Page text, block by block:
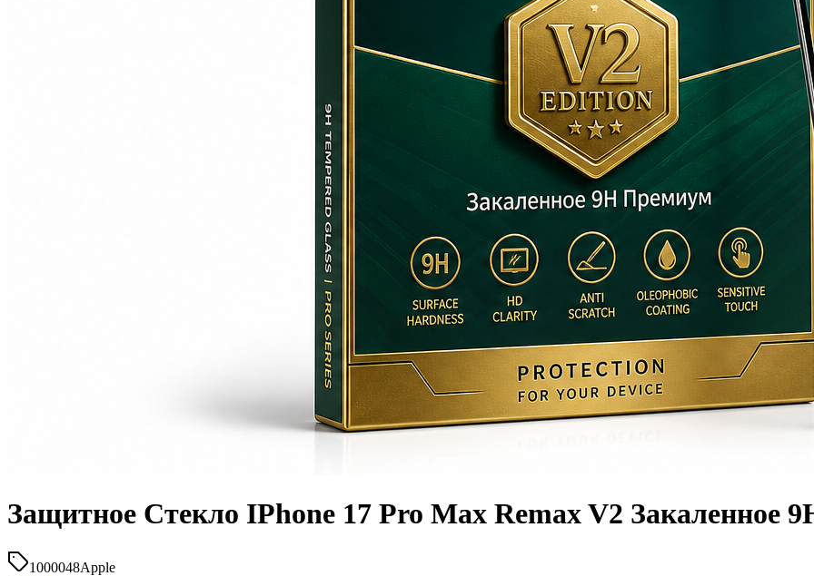
Защитное Стекло IPhone 17 Pro Max Remax V2 Закаленное
1000048Apple